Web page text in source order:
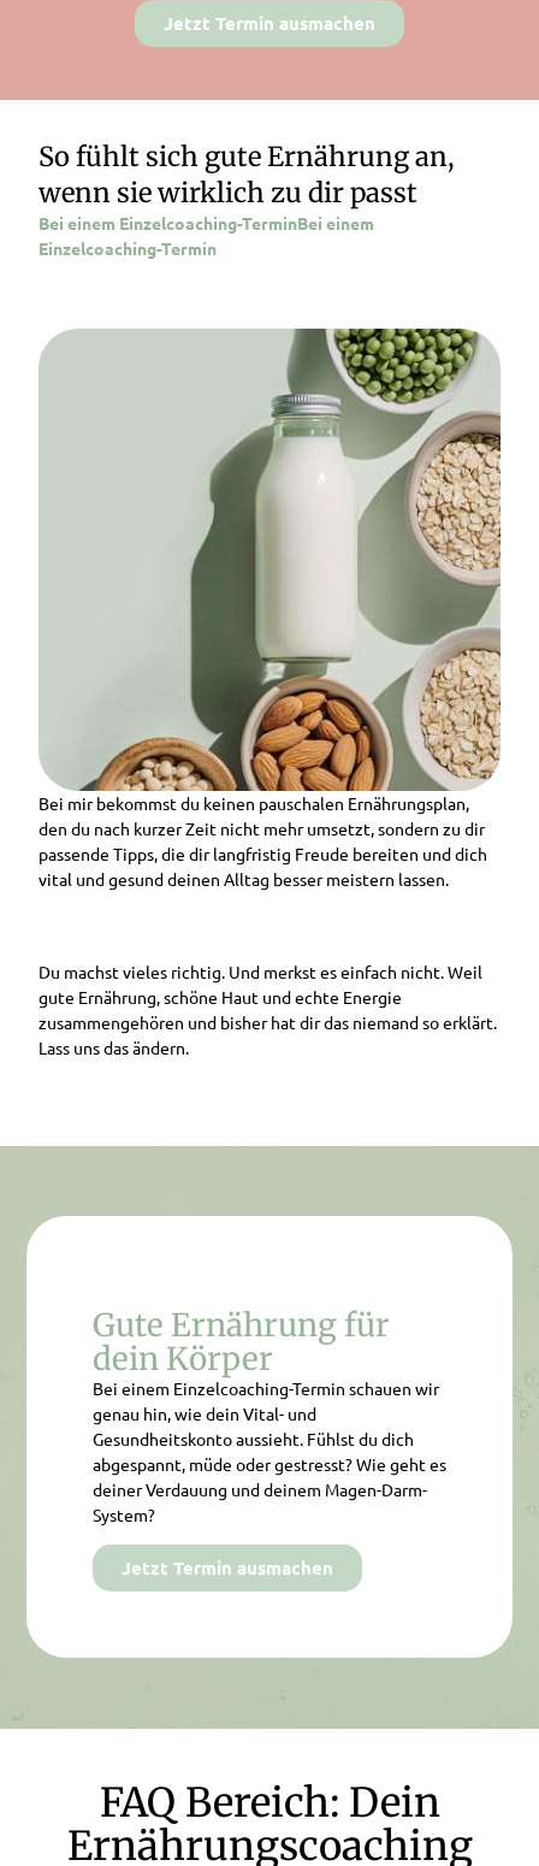
Jetzt Termin ausmachen
So fühlt sich gute Ernährung an,
wenn sie wirklich zu dir passt
Bei einem Einzelcoaching-TerminBei einem
Einzelcoaching-Termin
Bei mir bekommst du keinen pauschalen Ernährungsplan,
den du nach kurzer Zeit nicht mehr umsetzt, sondern zu dir
passende Tipps, die dir langfristig Freude bereiten und dich
vital und gesund deinen Alltag besser meistern lassen.
Du machst vieles richtig. Und merkst es einfach nicht. Weil
gute Ernährung, schöne Haut und echte Energie
zusammengehören und bisher hat dir das niemand so erklärt.
Lass uns das ändern.
Gute Ernährung für
dein Körper
Bei einem Einzelcoaching-Termin schauen wir
genau hin, wie dein Vital- und
Gesundheitskonto aussieht. Fühlst du dich
abgespannt, müde oder gestresst? Wie geht es
deiner Verdauung und deinem Magen-Darm-
System?
Jetzt Termin ausmachen
FAQ Bereich: Dein
Ernährungscoaching